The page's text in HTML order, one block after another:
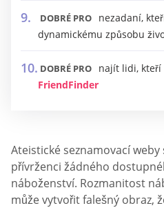
DOBRÉ PRO
nezadaní,
dynamickému způsobu
DOBRÉ PRO
najít lidi, kteří
FriendFinder
Ateistické seznamovací
přívrženci žádného
náboženství. Rozmanitost
může vytvořit falešný obraz,